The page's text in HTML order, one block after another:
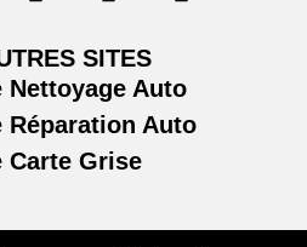
SITES
Nettoyage Auto
Réparation Auto
Carte Grise